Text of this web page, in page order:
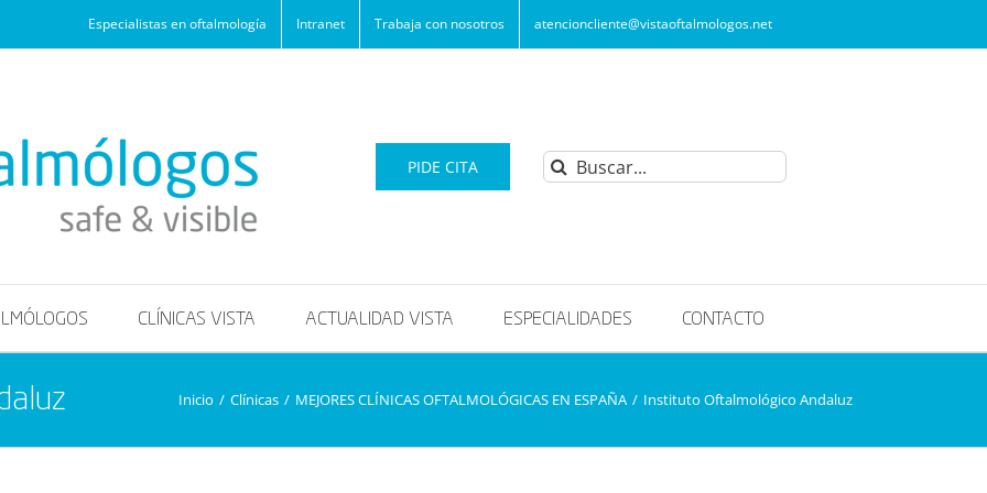
Especialistas en oftalmología Intranet Trabaja con nosotros atencioncliente@vistaoftalmologos.net
PIDE CITA Buscar:
CLÍNICAS VISTA ACTUALIDAD VISTA ESPECIALIDADES CONTACTO
Inicio / Clínicas / MEJORES CLÍNICAS OFTALMOLÓGICAS EN ESPAÑA / Instituto Oftalmológico Andaluz